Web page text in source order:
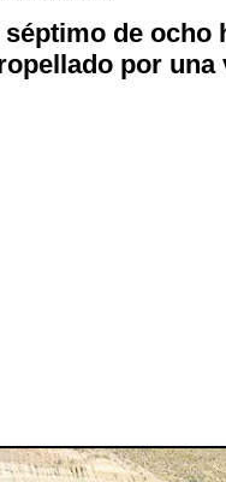
séptimo de ocho
por una